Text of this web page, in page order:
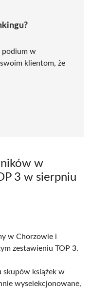
podium w
klientom, że
w
3 w sierpniu
w Chorzowie i
zestawieniu TOP 3.
skupów książek w
wyselekcjonowane,